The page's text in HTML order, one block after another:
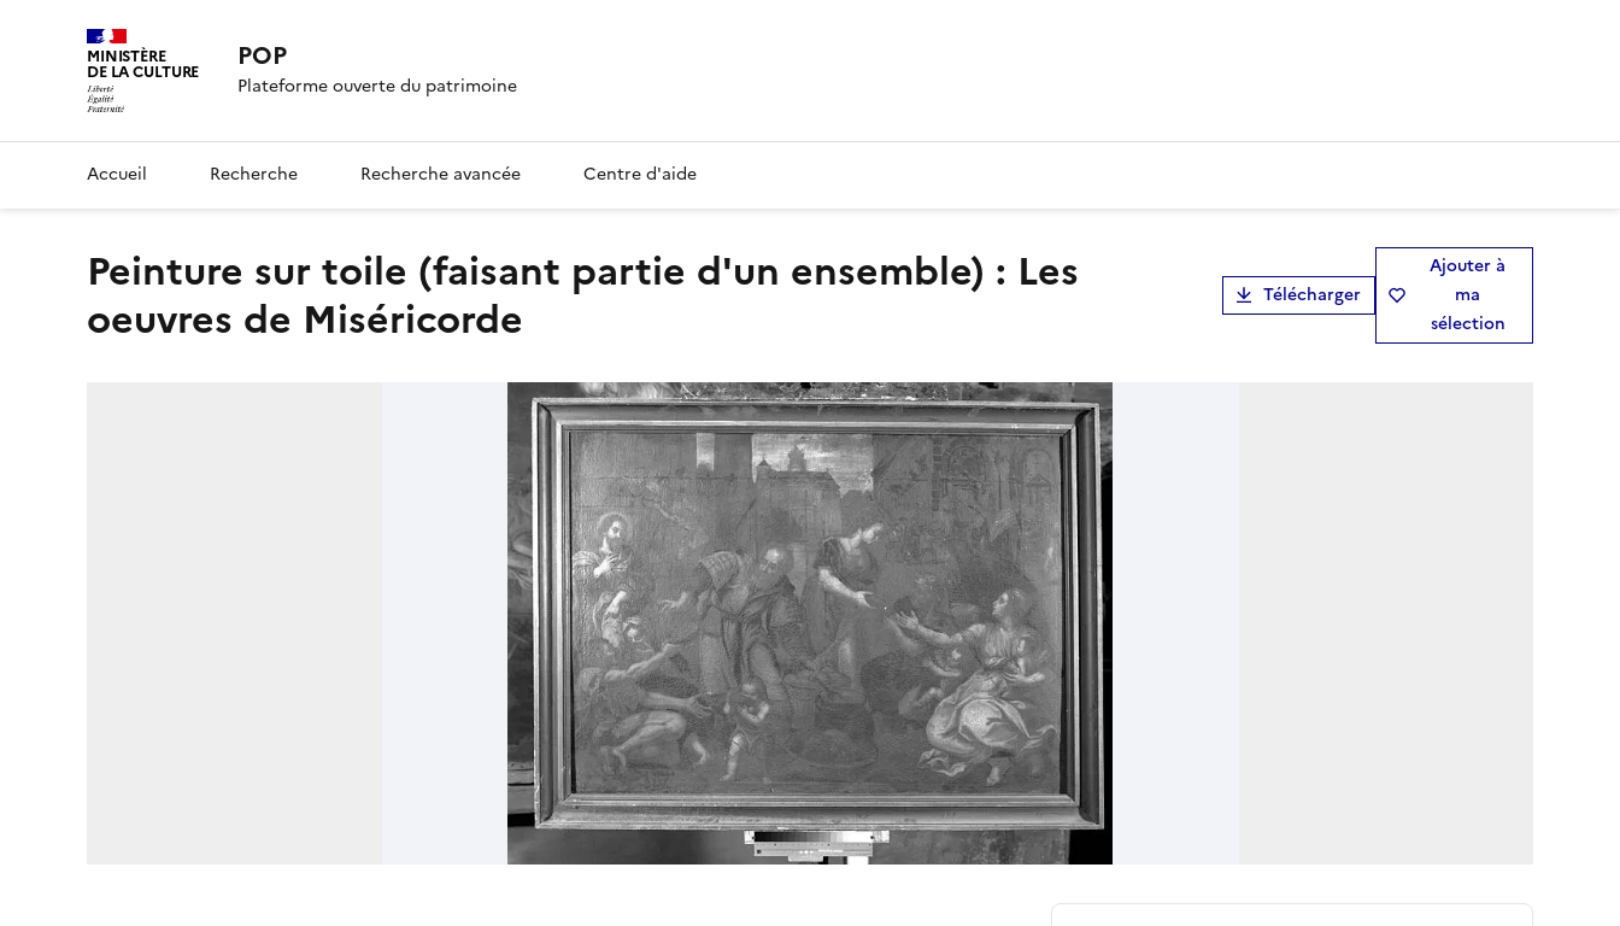
MINISTÈRE
DE LA CULTURE POP
Plateforme ouverte du patrimoine
Accueil Recherche Recherche avancée Centre d'aide
Peinture sur toile (faisant partie d'un ensemble) : Les
oeuvres de Miséricorde
Télécharger
Ajouter à
ma
sélection